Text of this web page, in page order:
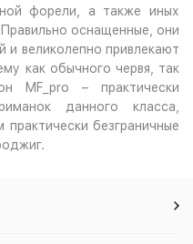
форели, а также иных
оснащенные, они
и великолепно привлекают
как обычного червя, так
MF_pro – практически
данного класса,
безграничные